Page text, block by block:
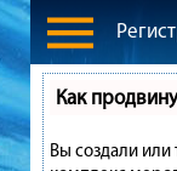
Как
Вы создали или